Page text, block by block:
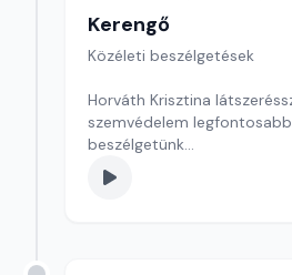
Kerengő
Közéleti beszélgetések
Horváth Krisztina
szemvédelem
beszélgetünk
Szerkesztő: Sallai Éva